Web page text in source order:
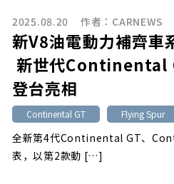
2025.08.20 作者： CARNEWS
新V8油電動力補齊車
新世代Continental
登台亮相
Continental GT Flying Spur
全新第4代Continental GT、
表，以第2款動 […]